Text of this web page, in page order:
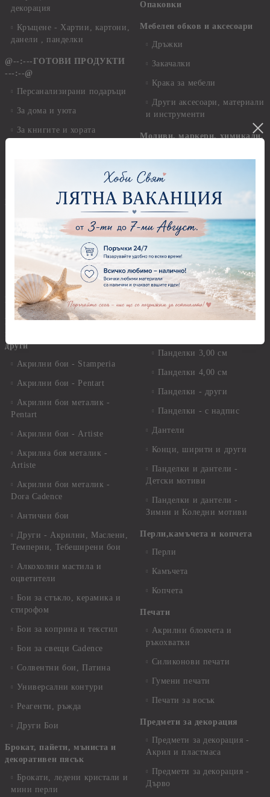
декорация
Кръщене - Хартии, картони,
данели , панделки
@--:---ГОТОВИ ПРОДУКТИ
---:--@
Персанализирани подаръци
За дома и уюта
За книгите и хората
Етно
Дизайнерски хартии
Елементи за декорация
Ширити, шевици, канапи
Предмети за декорация
Брадс, айлетс, холдери
Бои - акрилни, гланц, мат,
други
Акрилни бои - Stamperia
Акрилни бои - Pentart
Акрилни бои металик -
Pentart
Акрилни бои - Artiste
Акрилна боя металик -
Artiste
Акрилни бои металик -
Dora Cadence
Антични бои
Други - Акрилни, Маслени,
Темперни, Тебеширени бои
Алкохолни мастила и
оцветители
Бои за стъкло, керамика и
стирофом
Бои за коприна и текстил
Бои за свещи Cadence
Солвентни бои, Патина
Универсални контури
Реагенти, ръжда
Други Бои
Брокат, пайети, мъниста и
декоративен пясък
Брокати, ледени кристали и
мини перли
Опаковки
Мебелен обков и аксесоари
Дръжки
Закачалки
Крака за мебели
Други аксесоари, материали
и инструменти
Моливи, маркери, химикали,
химикали
Моливи
Пастели
Панделки, дантели и други
Панделки
Панделки 0,60 см
Панделки 3,00 см
Панделки 4,00 см
Панделки - други
Панделки - с надпис
Дантели
Конци, ширити и други
Панделки и дантели -
Детски мотиви
Панделки и дантели -
Зимни и Коледни мотиви
Перли,камъчета и копчета
Перли
Камъчета
Копчета
Печати
Акрилни блокчета и
ръкохватки
Силиконови печати
Гумени печати
Печати за восък
Предмети за декорация
Предмети за декорация -
Акрил и пластмаса
Предмети за декорация -
Дърво